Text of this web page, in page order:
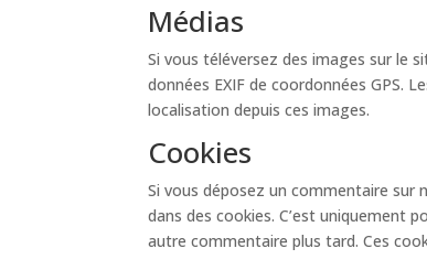
Médias
Si vous téléversez des images sur le
données EXIF de coordonnées GPS.
localisation depuis ces images.
Cookies
Si vous déposez un commentaire sur
dans des cookies. C’est uniquement
autre commentaire plus tard. Ces